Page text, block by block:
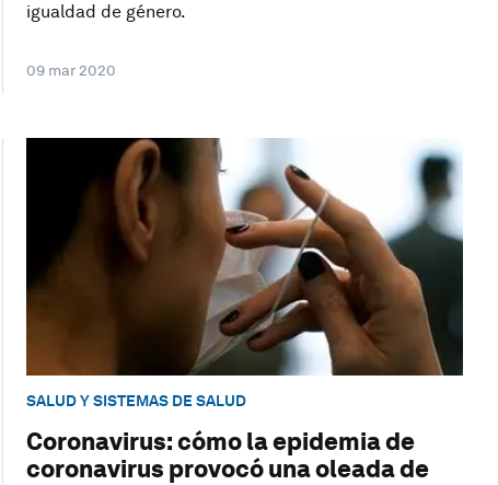
igualdad de género.
09 mar 2020
SALUD Y SISTEMAS DE SALUD
Coronavirus: cómo la epidemia de
coronavirus provocó una oleada de